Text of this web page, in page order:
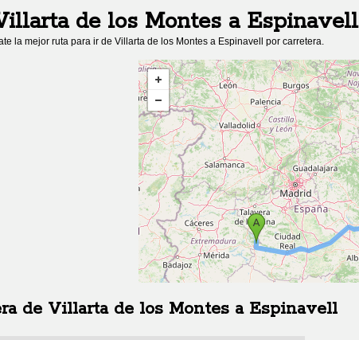
de los Montes a Espinavell
la mejor ruta para ir de Villarta de los Montes a Espinavell por carretera.
de Villarta de los Montes a Espinavell